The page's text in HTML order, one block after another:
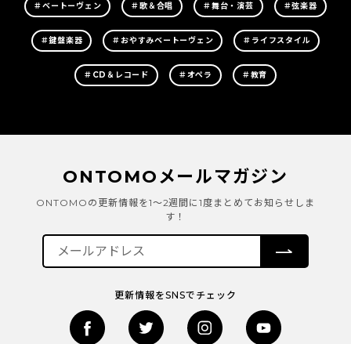
＃ベートーヴェン ＃歌＆合唱 ＃舞台・演芸 ＃弦楽器
＃鍵盤楽器 ＃おやすみベートーヴェン ＃ライフスタイル
＃CD＆レコード ＃オペラ ＃教育
ONTOMOメールマガジン
ONTOMOの更新情報を1～2週間に1度まとめてお知らせしま
す！
更新情報をSNSでチェック